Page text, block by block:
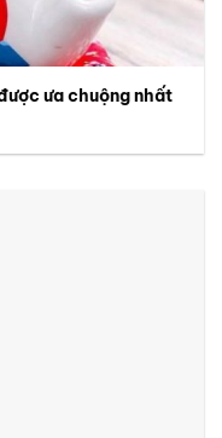
ưa chuộng nhất